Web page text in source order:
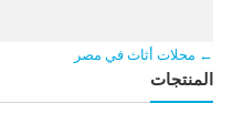
← محلات أثاث في مصر
المنتجات